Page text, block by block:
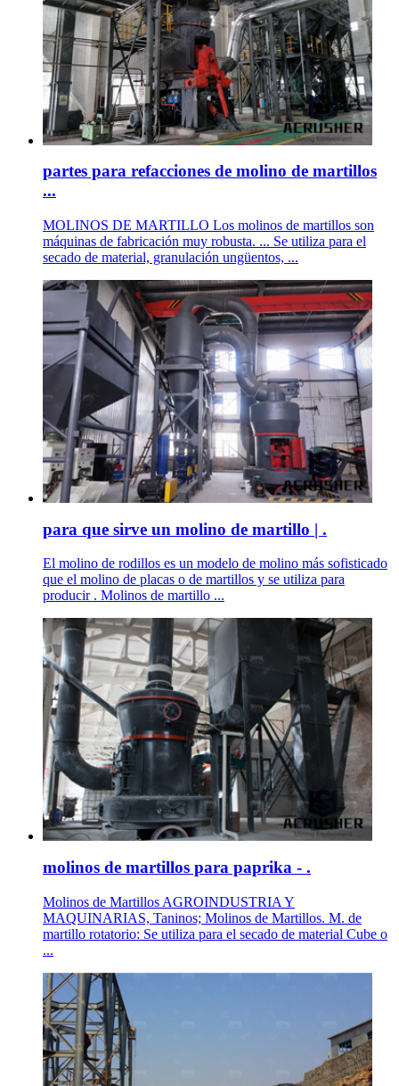
partes para refacciones de molino de martillos
...
MOLINOS DE MARTILLO Los molinos de martillos son
máquinas de fabricación muy robusta. ... Se utiliza para el
secado de material, granulación ungüentos, ...
para que sirve un molino de martillo | .
El molino de rodillos es un modelo de molino más sofisticado
que el molino de placas o de martillos y se utiliza para
producir . Molinos de martillo ...
molinos de martillos para paprika - .
Molinos de Martillos AGROINDUSTRIA Y
MAQUINARIAS, Taninos; Molinos de Martillos. M. de
martillo rotatorio: Se utiliza para el secado de material Cube o
...